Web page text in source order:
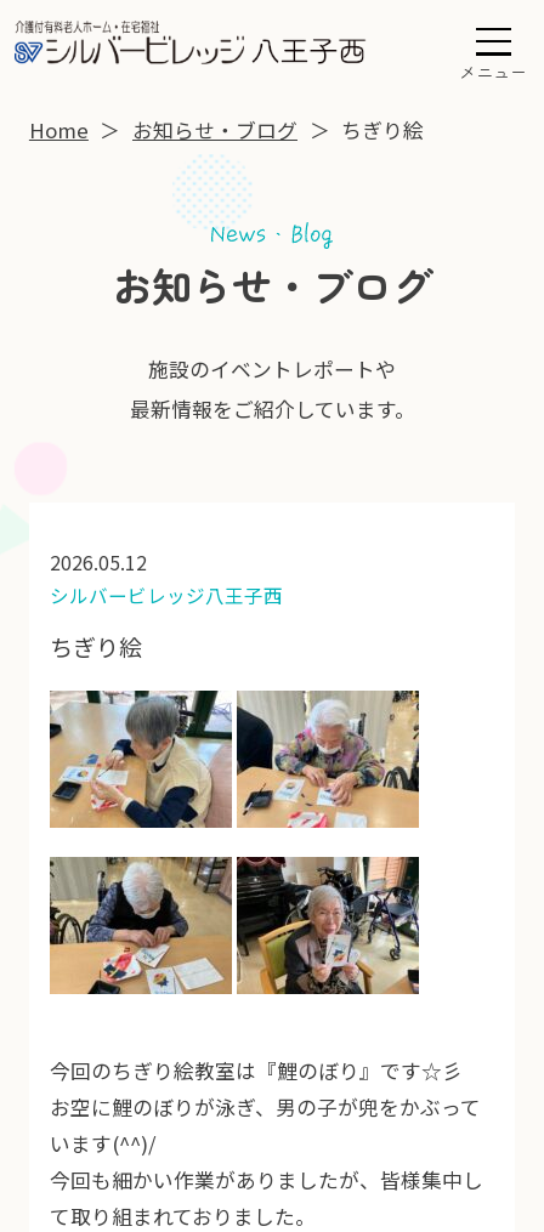
メニュー
Home お知らせ・ブログ ちぎり絵
お知らせ・ブログ
施設のイベントレポートや
最新情報をご紹介しています。
2026.05.12
シルバービレッジ八王子西
ちぎり絵
今回のちぎり絵教室は『鯉のぼり』です☆彡
お空に鯉のぼりが泳ぎ、男の子が兜をかぶって
います(^^)/
今回も細かい作業がありましたが、皆様集中し
て取り組まれておりました。